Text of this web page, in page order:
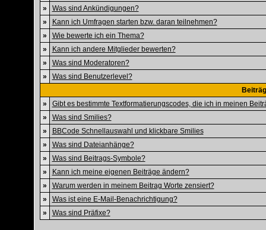
»
Was sind Ankündigungen?
»
Kann ich Umfragen starten bzw. daran teilnehmen?
»
Wie bewerte ich ein Thema?
»
Kann ich andere Mitglieder bewerten?
»
Was sind Moderatoren?
»
Was sind Benutzerlevel?
»
Gibt es bestimmte Textformatierungscodes, die ich in meinen
»
Was sind Smilies?
»
BBCode Schnellauswahl und klickbare Smilies
»
Was sind Dateianhänge?
»
Was sind Beitrags-Symbole?
»
Kann ich meine eigenen Beiträge ändern?
»
Warum werden in meinem Beitrag Worte zensiert?
»
Was ist eine E-Mail-Benachrichtigung?
»
Was sind Präfixe?